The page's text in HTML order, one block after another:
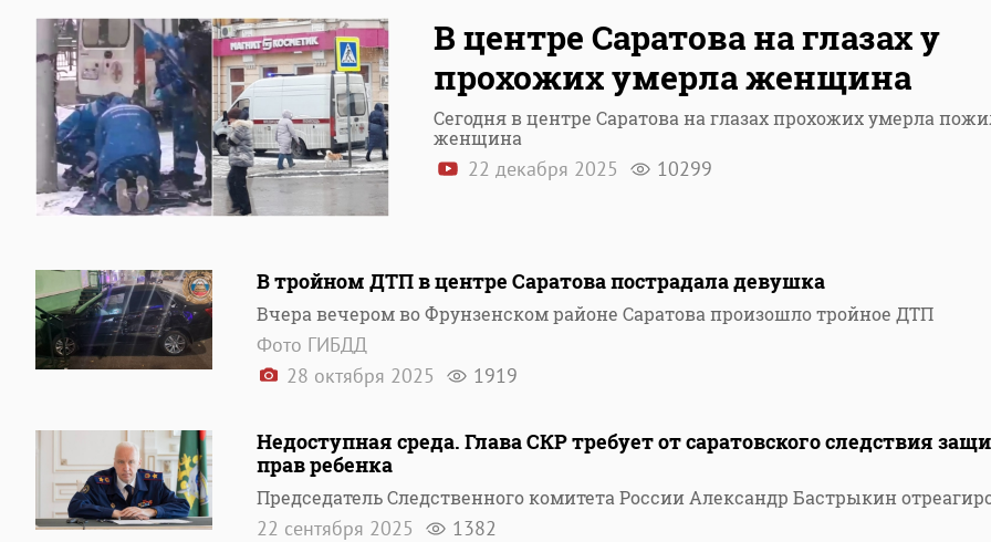
В центре Саратова на глазах у
прохожих умерла женщина
Сегодня в центре Саратова на глазах прохожих умерла
женщина
22 декабря 2025 10299
В тройном ДТП в центре Саратова пострадала девушка
Вчера вечером во Фрунзенском районе Саратова произошло тройное ДТП
Фото ГИБДД
28 октября 2025
1919
Недоступная среда. Глава СКР требует от саратовского следствия
прав ребенка
Председатель Следственного комитета России Александр Бастрыкин
22 сентября 2025 1382